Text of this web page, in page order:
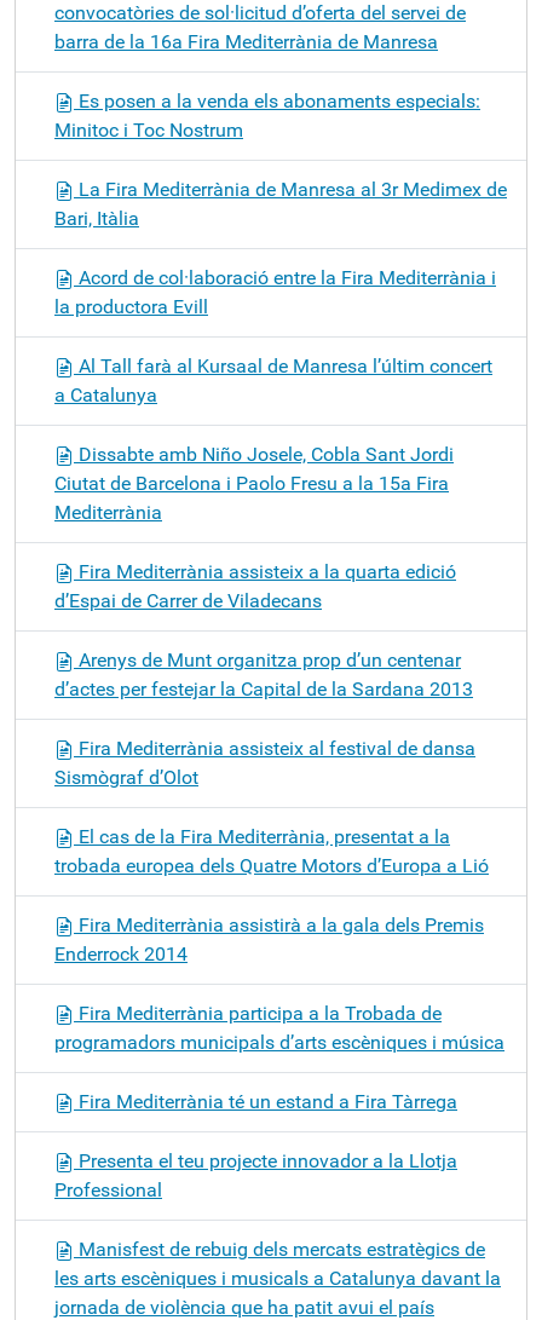
convocatòries de sol·licitud d’oferta del servei de
barra de la 16a Fira Mediterrània de Manresa
Es posen a la venda els abonaments especials:
Minitoc i Toc Nostrum
La Fira Mediterrània de Manresa al 3r Medimex de
Bari, Itàlia
Acord de col·laboració entre la Fira Mediterrània i
la productora Evill
Al Tall farà al Kursaal de Manresa l’últim concert
a Catalunya
Dissabte amb Niño Josele, Cobla Sant Jordi
Ciutat de Barcelona i Paolo Fresu a la 15a Fira
Mediterrània
Fira Mediterrània assisteix a la quarta edició
d’Espai de Carrer de Viladecans
Arenys de Munt organitza prop d’un centenar
d’actes per festejar la Capital de la Sardana 2013
Fira Mediterrània assisteix al festival de dansa
Sismògraf d’Olot
El cas de la Fira Mediterrània, presentat a la
trobada europea dels Quatre Motors d’Europa a Lió
Fira Mediterrània assistirà a la gala dels Premis
Enderrock 2014
Fira Mediterrània participa a la Trobada de
programadors municipals d’arts escèniques i música
Fira Mediterrània té un estand a Fira Tàrrega
Presenta el teu projecte innovador a la Llotja
Professional
Manisfest de rebuig dels mercats estratègics de
les arts escèniques i musicals a Catalunya davant la
jornada de violència que ha patit avui el país